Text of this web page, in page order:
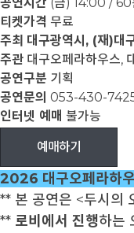
티켓가격 무료
주최 대구광역시, (재)대
주관 대구오페라하우스,
공연구분 기획
공연문의 053-430-
인터넷 예매 불가능
예매하기
2026 대구오페라하
** 본 공연은 <두시의
** 로비에서 진행하는